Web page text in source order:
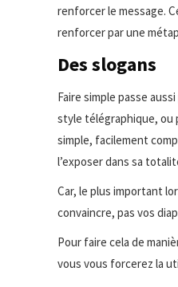
renforcer le message.
renforcer par une
Des slogans
Faire simple passe
style télégraphique, ou
simple, facilement
l’exposer dans sa
Car, le plus important
convaincre, pas vos
Pour faire cela de
vous vous forcerez la